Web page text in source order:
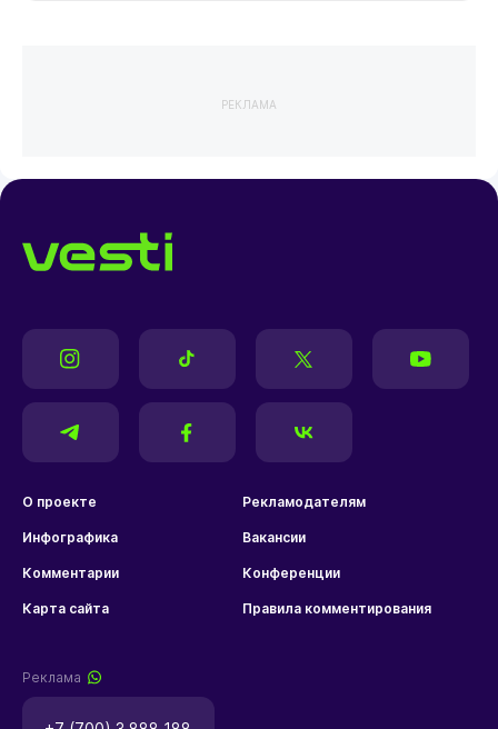
РЕКЛАМА
О проекте Рекламодателям
Инфографика Вакансии
Комментарии Конференции
Карта сайта Правила комментирования
Реклама